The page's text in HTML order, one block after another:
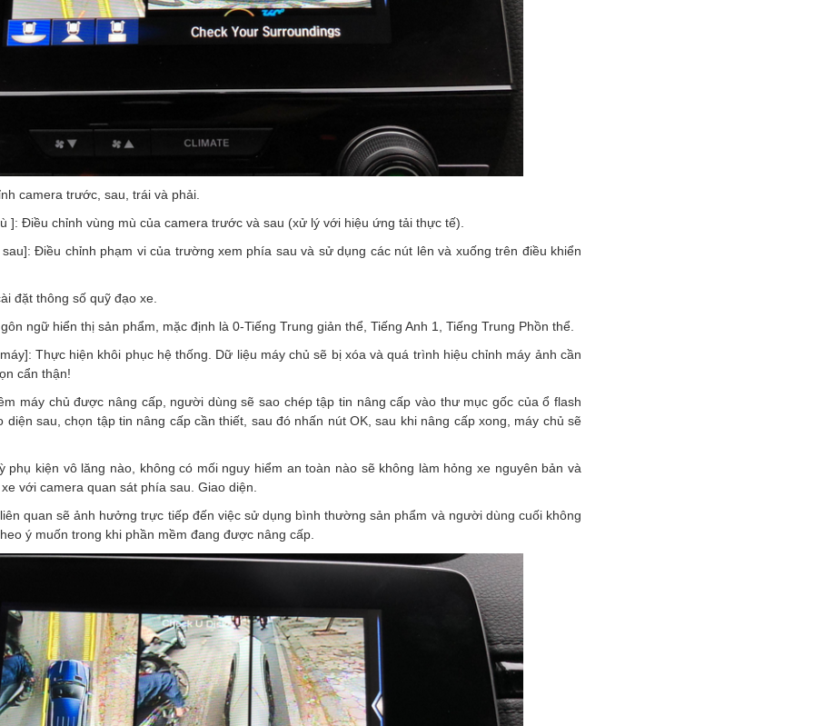
camera trước, sau, trái và phải.
]: Điều chỉnh vùng mù của camera trước và sau (xử lý với hiệu ứng tải thực tế).
Điều chỉnh phạm vi của trường xem phía sau và sử dụng các nút lên và xuống trên điều khiển
đặt thông số quỹ đạo xe.
ngữ hiển thị sản phẩm, mặc định là 0-Tiếng Trung giản thể, Tiếng Anh 1, Tiếng Trung Phồn thể.
Thực hiện khôi phục hệ thống. Dữ liệu máy chủ sẽ bị xóa và quá trình hiệu chỉnh máy ảnh cần
cẩn thận!
máy chủ được nâng cấp, người dùng sẽ sao chép tập tin nâng cấp vào thư mục gốc của ổ flash
diện sau, chọn tập tin nâng cấp cần thiết, sau đó nhấn nút OK, sau khi nâng cấp xong, máy chủ sẽ
phụ kiện vô lăng nào, không có mối nguy hiểm an toàn nào sẽ không làm hỏng xe nguyên bản và
với camera quan sát phía sau. Giao diện.
quan sẽ ảnh hưởng trực tiếp đến việc sử dụng bình thường sản phẩm và người dùng cuối không
ý muốn trong khi phần mềm đang được nâng cấp.